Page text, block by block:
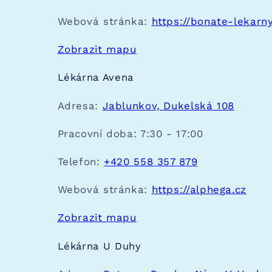
Webová stránka: https://bonate-
Zobrazit mapu
Lékárna Avena
Adresa: Jablunkov, Dukelská 108
Pracovní doba: 7:30 - 17:00
Telefon: +420 558 357 879
Webová stránka: https://alphega.cz
Zobrazit mapu
Lékárna U Duhy